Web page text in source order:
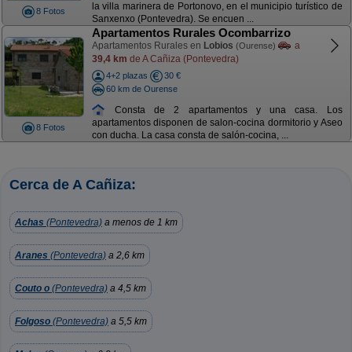
8 Fotos
la villa marinera de Portonovo, en el municipio turístico de
Sanxenxo (Pontevedra). Se encuen ...
8 Fotos
Apartamentos Rurales Ocombarrizo
Apartamentos Rurales en Lobios (Ourense)
a
39,4 km de A Cañiza (Pontevedra)
4+2 plazas
30 €
60 km de Ourense
Consta de 2 apartamentos y una casa. Los
apartamentos disponen de salon-cocina dormitorio y Aseo
con ducha. La casa consta de salón-cocina, ...
Cerca de A Cañiza:
Achas (Pontevedra) a menos de 1 km
Aranes (Pontevedra) a 2,6 km
Couto o (Pontevedra) a 4,5 km
Folgoso (Pontevedra) a 5,5 km